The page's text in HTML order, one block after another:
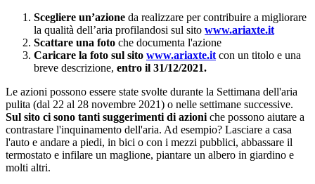
Scegliere un’azione da realizzare per contribuire a migliorare
la qualità dell’aria profilandosi sul sito www.ariaxte.it
Scattare una foto che documenta l'azione
Caricare la foto sul sito www.ariaxte.it con un titolo e una
breve descrizione, entro il 31/12/2021.
Le azioni possono essere state svolte durante la Settimana dell'aria
pulita (dal 22 al 28 novembre 2021) o nelle settimane successive.
Sul sito ci sono tanti suggerimenti di azioni che possono aiutare a
contrastare l'inquinamento dell'aria. Ad esempio? Lasciare a casa
l'auto e andare a piedi, in bici o con i mezzi pubblici, abbassare il
termostato e infilare un maglione, piantare un albero in giardino e
molti altri.